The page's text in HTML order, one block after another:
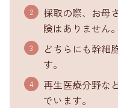
採取の際、お母
険はありません。
どちらにも幹細
す。
再生医療分野な
でいます。